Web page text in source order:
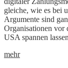
gleiche, wie es bei
Argumente sind
Organisationen vor
USA spannen
mehr